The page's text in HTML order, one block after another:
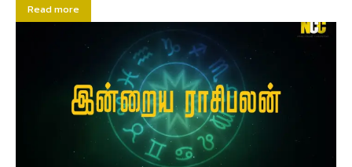
Read more